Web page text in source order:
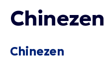
Chinezen
Chinezen